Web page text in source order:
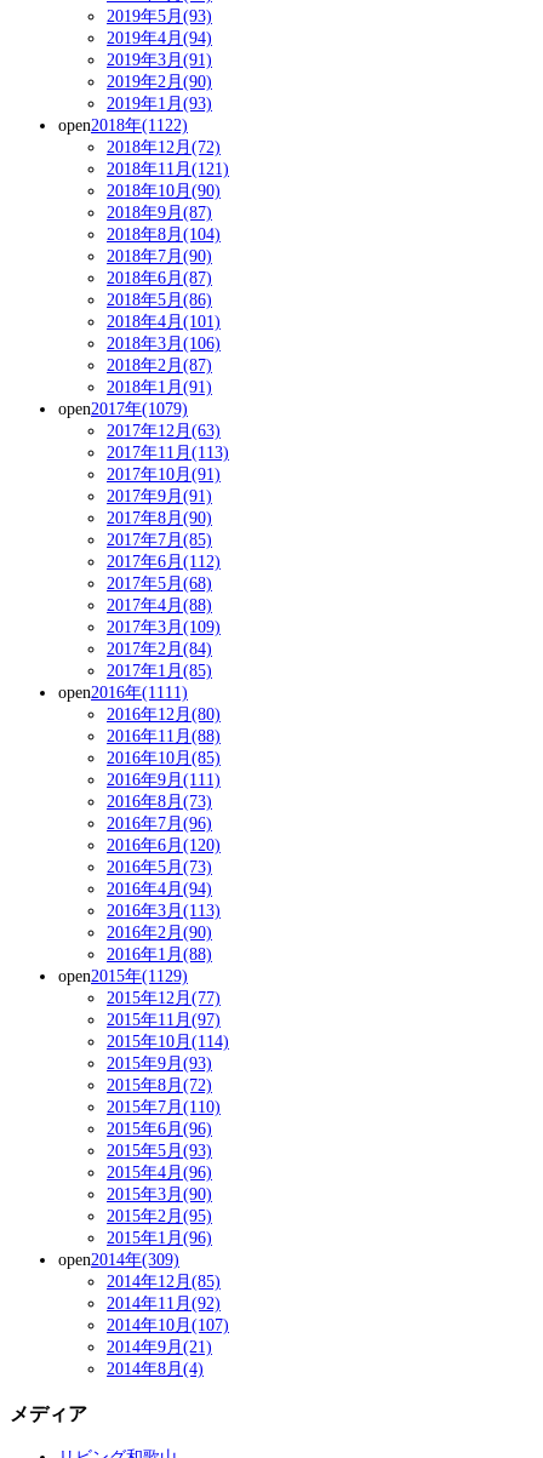
2019年5月(93)
2019年4月(94)
2019年3月(91)
2019年2月(90)
2019年1月(93)
open2018年(1122)
2018年12月(72)
2018年11月(121)
2018年10月(90)
2018年9月(87)
2018年8月(104)
2018年7月(90)
2018年6月(87)
2018年5月(86)
2018年4月(101)
2018年3月(106)
2018年2月(87)
2018年1月(91)
open2017年(1079)
2017年12月(63)
2017年11月(113)
2017年10月(91)
2017年9月(91)
2017年8月(90)
2017年7月(85)
2017年6月(112)
2017年5月(68)
2017年4月(88)
2017年3月(109)
2017年2月(84)
2017年1月(85)
open2016年(1111)
2016年12月(80)
2016年11月(88)
2016年10月(85)
2016年9月(111)
2016年8月(73)
2016年7月(96)
2016年6月(120)
2016年5月(73)
2016年4月(94)
2016年3月(113)
2016年2月(90)
2016年1月(88)
open2015年(1129)
2015年12月(77)
2015年11月(97)
2015年10月(114)
2015年9月(93)
2015年8月(72)
2015年7月(110)
2015年6月(96)
2015年5月(93)
2015年4月(96)
2015年3月(90)
2015年2月(95)
2015年1月(96)
open2014年(309)
2014年12月(85)
2014年11月(92)
2014年10月(107)
2014年9月(21)
2014年8月(4)
メディア